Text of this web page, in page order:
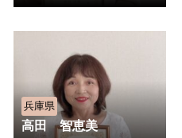
兵庫県
高田 智恵美